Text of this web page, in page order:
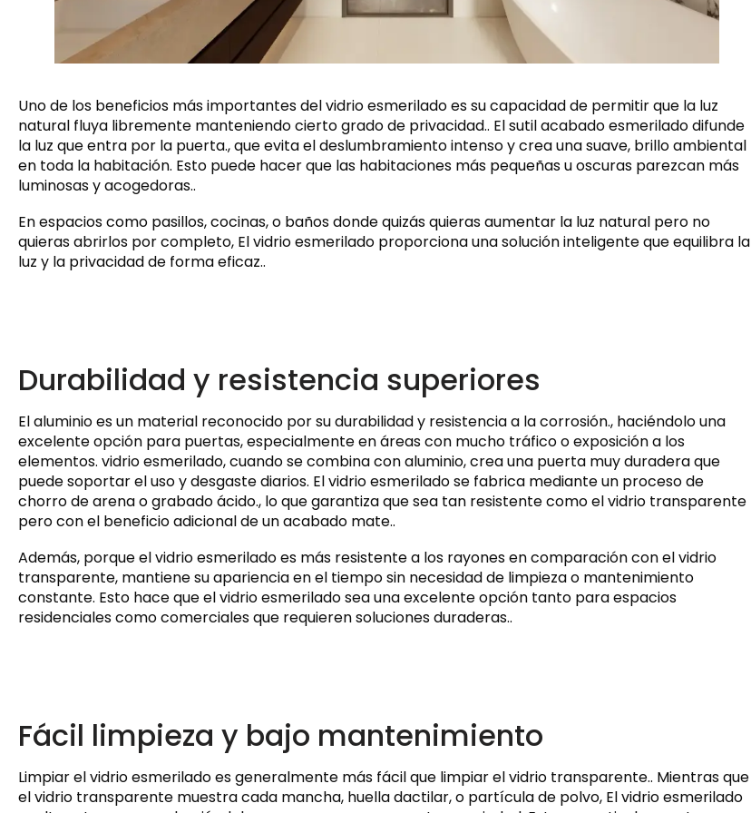
Uno de los beneficios más importantes del vidrio esmerilado es su capacidad de permitir que la luz
natural fluya libremente manteniendo cierto grado de privacidad.. El sutil acabado esmerilado difunde
la luz que entra por la puerta., que evita el deslumbramiento intenso y crea una suave, brillo ambiental
en toda la habitación. Esto puede hacer que las habitaciones más pequeñas u oscuras parezcan más
luminosas y acogedoras..
En espacios como pasillos, cocinas, o baños donde quizás quieras aumentar la luz natural pero no
quieras abrirlos por completo, El vidrio esmerilado proporciona una solución inteligente que equilibra la
luz y la privacidad de forma eficaz..
Durabilidad y resistencia superiores
El aluminio es un material reconocido por su durabilidad y resistencia a la corrosión., haciéndolo una
excelente opción para puertas, especialmente en áreas con mucho tráfico o exposición a los
elementos. vidrio esmerilado, cuando se combina con aluminio, crea una puerta muy duradera que
puede soportar el uso y desgaste diarios. El vidrio esmerilado se fabrica mediante un proceso de
chorro de arena o grabado ácido., lo que garantiza que sea tan resistente como el vidrio transparente
pero con el beneficio adicional de un acabado mate..
Además, porque el vidrio esmerilado es más resistente a los rayones en comparación con el vidrio
transparente, mantiene su apariencia en el tiempo sin necesidad de limpieza o mantenimiento
constante. Esto hace que el vidrio esmerilado sea una excelente opción tanto para espacios
residenciales como comerciales que requieren soluciones duraderas..
Fácil limpieza y bajo mantenimiento
Limpiar el vidrio esmerilado es generalmente más fácil que limpiar el vidrio transparente.. Mientras que
el vidrio transparente muestra cada mancha, huella dactilar, o partícula de polvo, El vidrio esmerilado